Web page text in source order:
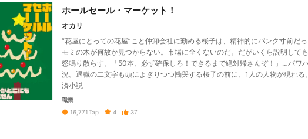
ホールセール・マーケット！
オカリ
“花屋にとっての花屋”こと仲卸会社に勤める桜子は、精神的にパンク寸前だ
モミの木が何故か見つからない。市場に全くないのだ。だがいくら説明して
怒鳴り散らす。「50本、必ず確保しろ！できるまで絶対帰さんぞ！」…パワ
況。退職の二文字も頭によぎりつつ慟哭する桜子の前に、1人の人物が現れ
済小説
職業
16,771 Tap 4 37